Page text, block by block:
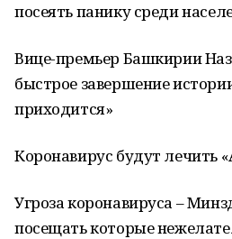
посеять панику среди
Вице-премьер Башкирии
быстрое завершение
приходится»
Коронавирус будут лечить
Угроза коронавируса –
посещать которые